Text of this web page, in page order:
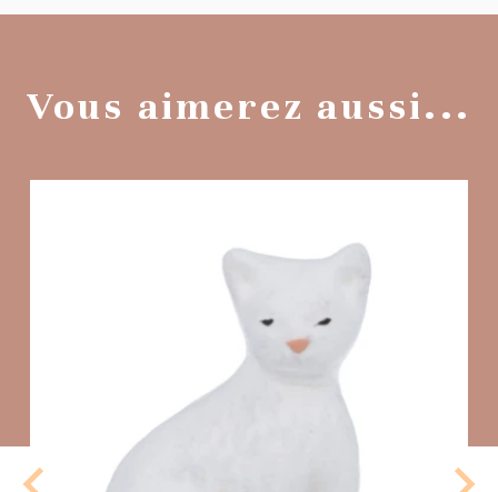
Vous aimerez aussi...